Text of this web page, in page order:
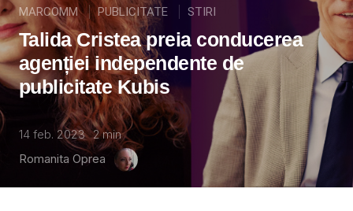
MARCOMM PUBLICITATE STIRI
Talida Cristea preia conducerea
agenției independente de
publicitate Kubis
14 feb. 2023 2min
Romanita Oprea